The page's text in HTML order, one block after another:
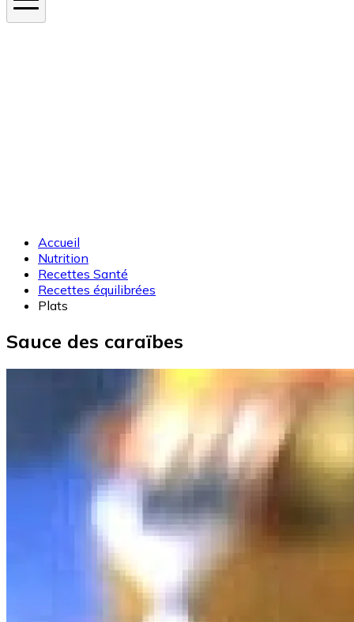
Accueil
Nutrition
Recettes Santé
Recettes équilibrées
Plats
Sauce des caraïbes